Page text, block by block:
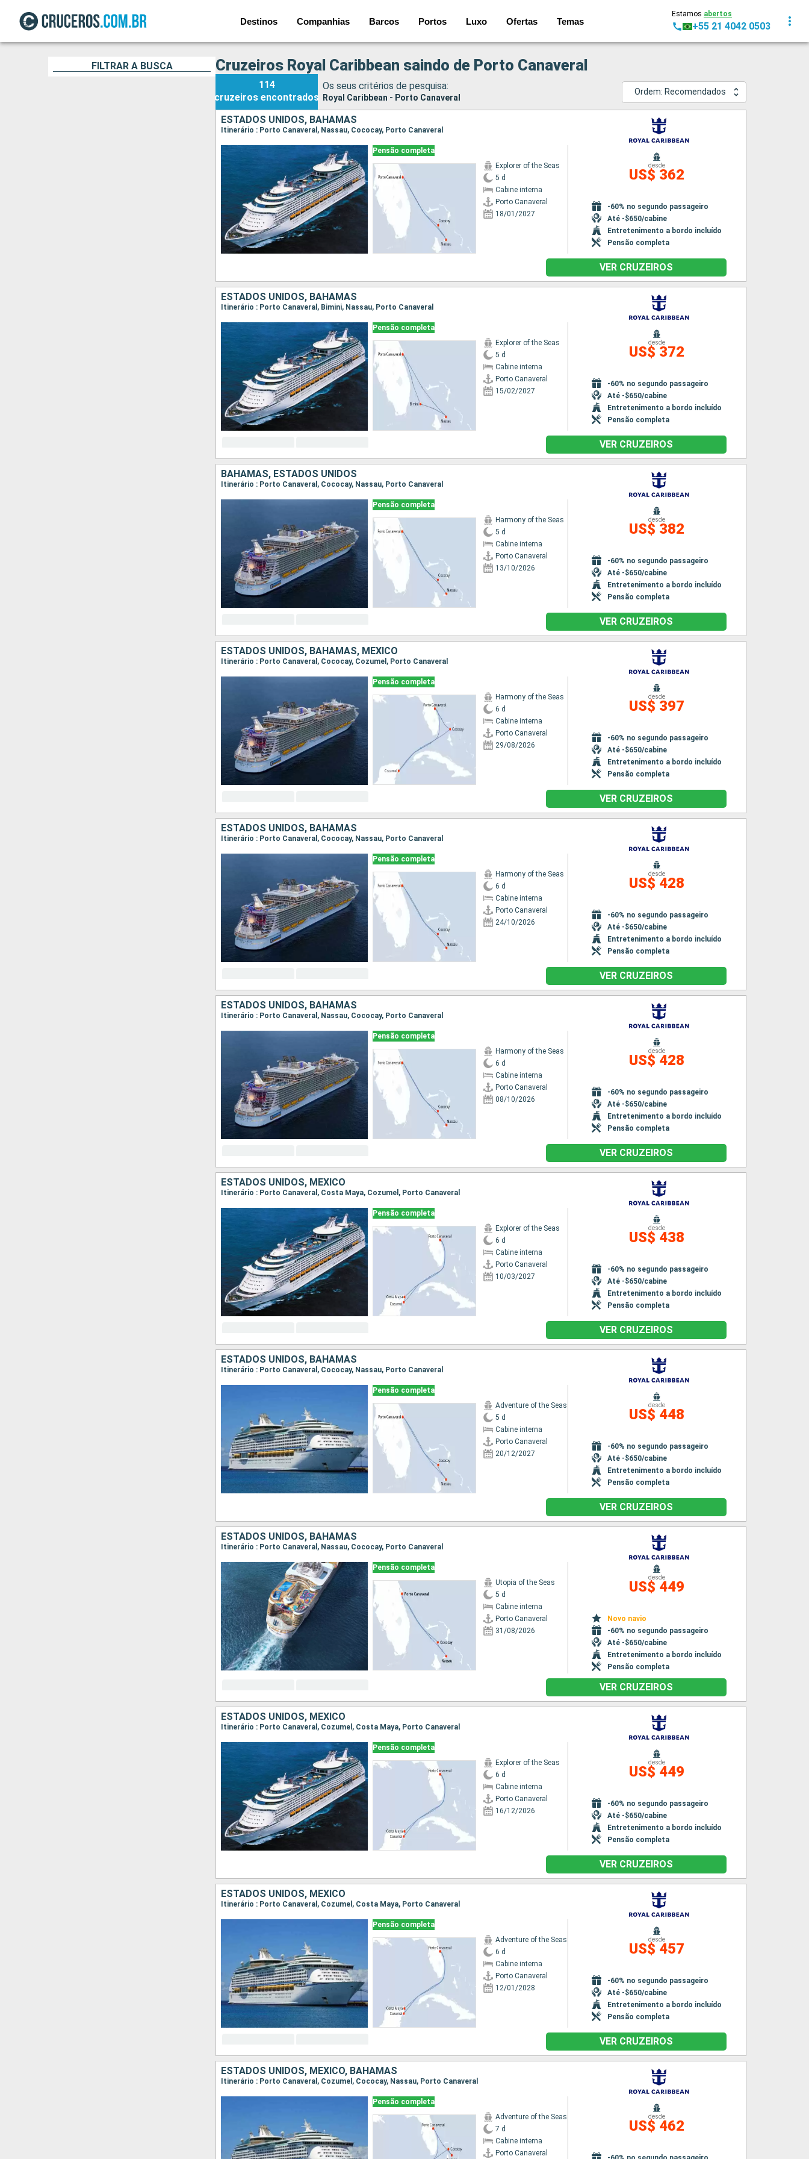
Destinos Companhias Barcos Portos Luxo Ofertas Temas
Estamos abertos
+55 21 4042 0503
FILTRAR A BUSCA Cruzeiros Royal Caribbean saindo de Porto Canaveral
114
cruzeiros encontrados
Os seus critérios de pesquisa:
Royal Caribbean - Porto Canaveral
Ordem: Recomendados
ESTADOS UNIDOS, BAHAMAS
Itinerário : Porto Canaveral, Nassau, Cococay, Porto Canaveral
Pensão completa
Explorer of the Seas
5 d
Cabine interna
Porto Canaveral
18/01/2027
desde
US$ 362
-60% no segundo passageiro
Até -$650/cabine
Entretenimento a bordo incluído
Pensão completa
VER CRUZEIROS
ESTADOS UNIDOS, BAHAMAS
Itinerário : Porto Canaveral, Bimini, Nassau, Porto Canaveral
Pensão completa
Explorer of the Seas
5 d
Cabine interna
Porto Canaveral
15/02/2027
desde
US$ 372
-60% no segundo passageiro
Até -$650/cabine
Entretenimento a bordo incluído
Pensão completa
VER CRUZEIROS
BAHAMAS, ESTADOS UNIDOS
Itinerário : Porto Canaveral, Cococay, Nassau, Porto Canaveral
Pensão completa
Harmony of the Seas
5 d
Cabine interna
Porto Canaveral
13/10/2026
desde
US$ 382
-60% no segundo passageiro
Até -$650/cabine
Entretenimento a bordo incluído
Pensão completa
VER CRUZEIROS
ESTADOS UNIDOS, BAHAMAS, MÉXICO
Itinerário : Porto Canaveral, Cococay, Cozumel, Porto Canaveral
Pensão completa
Harmony of the Seas
6 d
Cabine interna
Porto Canaveral
29/08/2026
desde
US$ 397
-60% no segundo passageiro
Até -$650/cabine
Entretenimento a bordo incluído
Pensão completa
VER CRUZEIROS
ESTADOS UNIDOS, BAHAMAS
Itinerário : Porto Canaveral, Cococay, Nassau, Porto Canaveral
Pensão completa
Harmony of the Seas
6 d
Cabine interna
Porto Canaveral
24/10/2026
desde
US$ 428
-60% no segundo passageiro
Até -$650/cabine
Entretenimento a bordo incluído
Pensão completa
VER CRUZEIROS
ESTADOS UNIDOS, BAHAMAS
Itinerário : Porto Canaveral, Nassau, Cococay, Porto Canaveral
Pensão completa
Harmony of the Seas
6 d
Cabine interna
Porto Canaveral
08/10/2026
desde
US$ 428
-60% no segundo passageiro
Até -$650/cabine
Entretenimento a bordo incluído
Pensão completa
VER CRUZEIROS
ESTADOS UNIDOS, MÉXICO
Itinerário : Porto Canaveral, Costa Maya, Cozumel, Porto Canaveral
Pensão completa
Explorer of the Seas
6 d
Cabine interna
Porto Canaveral
10/03/2027
desde
US$ 438
-60% no segundo passageiro
Até -$650/cabine
Entretenimento a bordo incluído
Pensão completa
VER CRUZEIROS
ESTADOS UNIDOS, BAHAMAS
Itinerário : Porto Canaveral, Cococay, Nassau, Porto Canaveral
Pensão completa
Adventure of the Seas
5 d
Cabine interna
Porto Canaveral
20/12/2027
desde
US$ 448
-60% no segundo passageiro
Até -$650/cabine
Entretenimento a bordo incluído
Pensão completa
VER CRUZEIROS
ESTADOS UNIDOS, BAHAMAS
Itinerário : Porto Canaveral, Nassau, Cococay, Porto Canaveral
Pensão completa
Utopia of the Seas
5 d
Cabine interna
Porto Canaveral
31/08/2026
desde
US$ 449
Novo navio
-60% no segundo passageiro
Até -$650/cabine
Entretenimento a bordo incluído
Pensão completa
VER CRUZEIROS
ESTADOS UNIDOS, MÉXICO
Itinerário : Porto Canaveral, Cozumel, Costa Maya, Porto Canaveral
Pensão completa
Explorer of the Seas
6 d
Cabine interna
Porto Canaveral
16/12/2026
desde
US$ 449
-60% no segundo passageiro
Até -$650/cabine
Entretenimento a bordo incluído
Pensão completa
VER CRUZEIROS
ESTADOS UNIDOS, MÉXICO
Itinerário : Porto Canaveral, Cozumel, Costa Maya, Porto Canaveral
Pensão completa
Adventure of the Seas
6 d
Cabine interna
Porto Canaveral
12/01/2028
desde
US$ 457
-60% no segundo passageiro
Até -$650/cabine
Entretenimento a bordo incluído
Pensão completa
VER CRUZEIROS
ESTADOS UNIDOS, MÉXICO, BAHAMAS
Itinerário : Porto Canaveral, Cozumel, Cococay, Nassau, Porto Canaveral
Pensão completa
Adventure of the Seas
7 d
Cabine interna
Porto Canaveral
desde
US$ 462